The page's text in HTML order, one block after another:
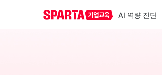
AI 역량 진단